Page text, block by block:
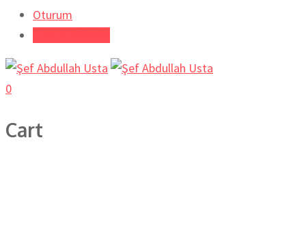
Oturum
0
Cart